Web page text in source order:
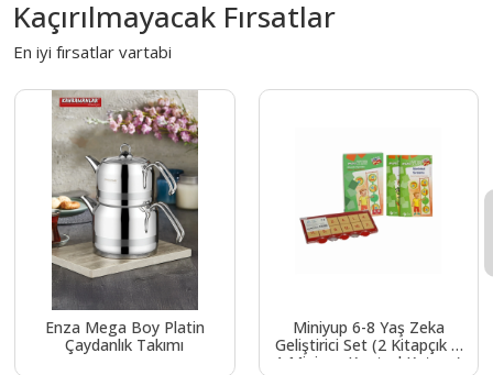
Kaçırılmayacak Fırsatlar
En iyi fırsatlar vartabi
Enza Mega Boy Platin
Çaydanlık Takımı
Miniyup 6-8 Yaş Zeka
Geliştirici Set (2 Kitapçık +
1 Miniyup Kontrol Kutusu)